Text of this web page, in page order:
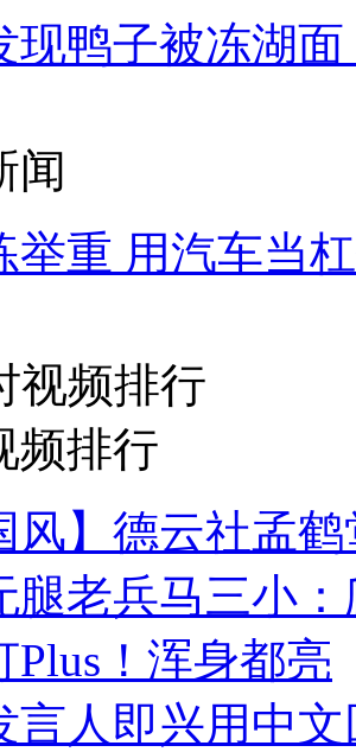
现鸭子被冻湖
闻
举重 用汽车当
视频排行
频排行
风】德云社孟
腿老兵马三小
Plus！浑身都亮
言人即兴用中